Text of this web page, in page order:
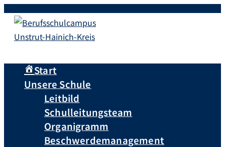
Start
Unsere Schule
Leitbild
Schulleitungsteam
Organigramm
Beschwerdemanagement